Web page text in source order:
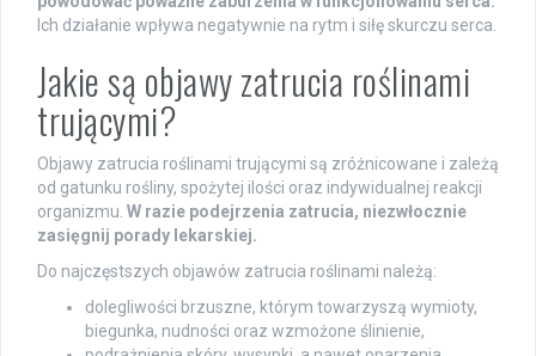
Ich działanie wpływa negatywnie na rytm i siłę skurczu serca.
Jakie są objawy zatrucia roślinami
trującymi?
Objawy zatrucia roślinami trującymi są zróżnicowane i zależą
od gatunku rośliny, spożytej ilości oraz indywidualnej reakcji
organizmu. W razie podejrzenia zatrucia, niezwłocznie
zasięgnij porady lekarskiej.
Do najczęstszych objawów zatrucia roślinami należą:
dolegliwości brzuszne, którym towarzyszą wymioty,
biegunka, nudności oraz wzmożone ślinienie,